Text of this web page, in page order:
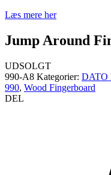
Læs mere her
Jump Around
UDSOLGT
990-A8 Kategorier: DATO
990, Wood Fingerboard
DEL